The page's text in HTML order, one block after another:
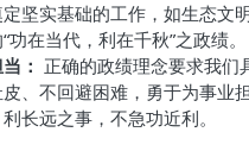
坚实基础的工作，如生态文
功在当代，利在千秋”之政绩。
： 正确的政绩理念要求我们
、不回避困难，勇于为事业
长远之事，不急功近利。